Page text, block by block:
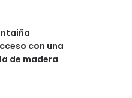
con una
de madera